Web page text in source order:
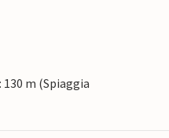
m (Spiaggia